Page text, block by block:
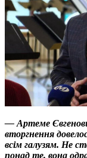
— Артеме
вторгнення
всім галузям. Не
понад те, вона